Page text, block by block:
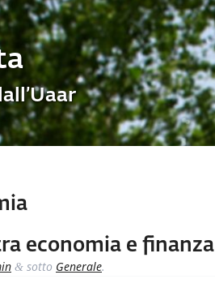
economia e finanza
& sotto Generale.